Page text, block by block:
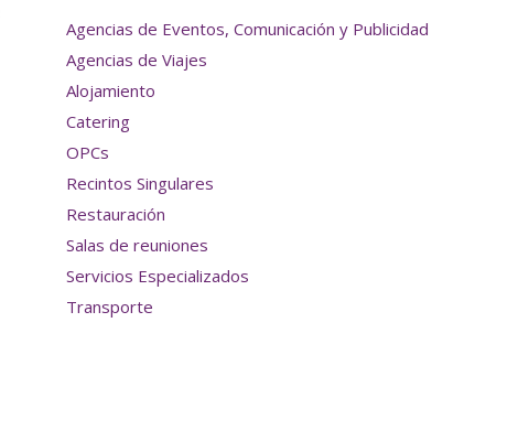
Agencias de Eventos, Comunicación y Publicidad
Agencias de Viajes
Alojamiento
Catering
OPCs
Recintos Singulares
Restauración
Salas de reuniones
Servicios Especializados
Transporte